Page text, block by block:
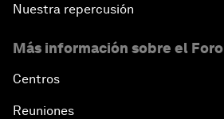
Nuestra repercusión
Más información sobre el Foro
Centros
Reuniones